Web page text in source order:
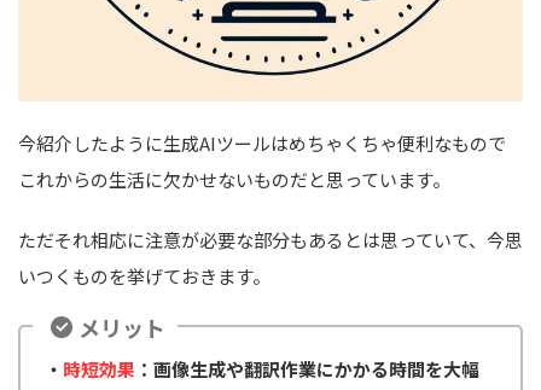
今紹介したように生成AIツールはめちゃくちゃ便利なもので
これからの生活に欠かせないものだと思っています。
ただそれ相応に注意が必要な部分もあるとは思っていて、今思
いつくものを挙げておきます。
メリット
・ 時短効果 ：画像生成や翻訳作業にかかる時間を大幅